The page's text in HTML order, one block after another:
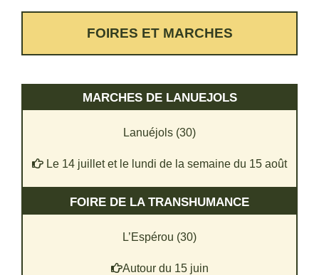
FOIRES ET MARCHES
MARCHES DE LANUEJOLS
Lanuéjols (30)
Le 14 juillet et le lundi de la semaine du 15 août
FOIRE DE LA TRANSHUMANCE
L’Espérou (30)
Autour du 15 juin